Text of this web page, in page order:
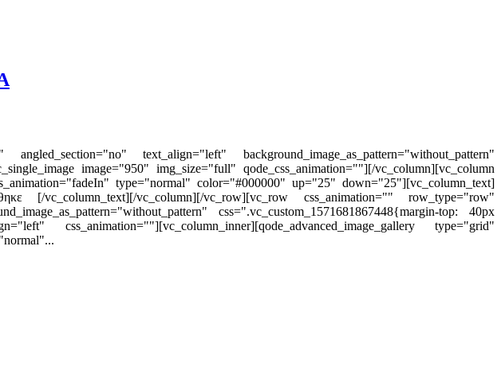
text_align="left" background_image_as_pattern="without_pattern"
image="950" img_size="full" qode_css_animation=""][/vc_column][vc_column
type="normal" color="#000000" up="25" down="25"][vc_column_text]
[/vc_column_text][/vc_column][/vc_row][vc_row css_animation="" row_type="row"
css=".vc_custom_1571681867448{margin-top: 40px
css_animation=""][vc_column_inner][qode_advanced_image_gallery type="grid"